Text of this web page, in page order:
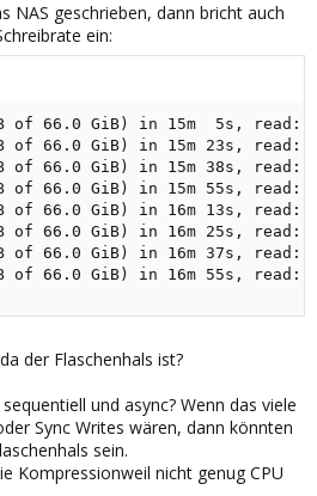
NAS geschrieben, dann bricht auch
ein:
of 66.0 GiB) in 15m  5s,
of 66.0 GiB) in 15m 23s,
of 66.0 GiB) in 15m 38s,
of 66.0 GiB) in 15m 55s,
of 66.0 GiB) in 16m 13s,
of 66.0 GiB) in 16m 25s,
of 66.0 GiB) in 16m 37s,
of 66.0 GiB) in 16m 55s,
der Flaschenhals ist?
und async? Wenn das viele
Sync Writes wären, dann könnten
sein.
Kompressionweil nicht genug CPU